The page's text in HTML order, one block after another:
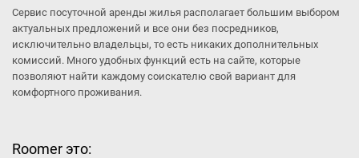
Сервис посуточной аренды жилья располагает большим выбором
актуальных предложений и все они без посредников,
исключительно владельцы, то есть никаких дополнительных
комиссий. Много удобных функций есть на сайте, которые
позволяют найти каждому соискателю свой вариант для
комфортного проживания.
Roomer это: